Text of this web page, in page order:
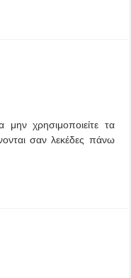
μην χρησιμοποιείτε τα
σαν λεκέδες πάνω